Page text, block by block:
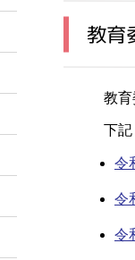
教育
教育
下記
令
令
令